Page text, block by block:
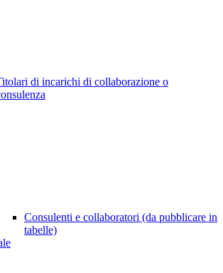
di incarichi di collaborazione o
Consulenti e collaboratori (da pubblicare in
tabelle)